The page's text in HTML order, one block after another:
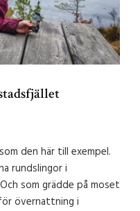
den här till exempel.
rundslingor i
som grädde på moset
övernattning i